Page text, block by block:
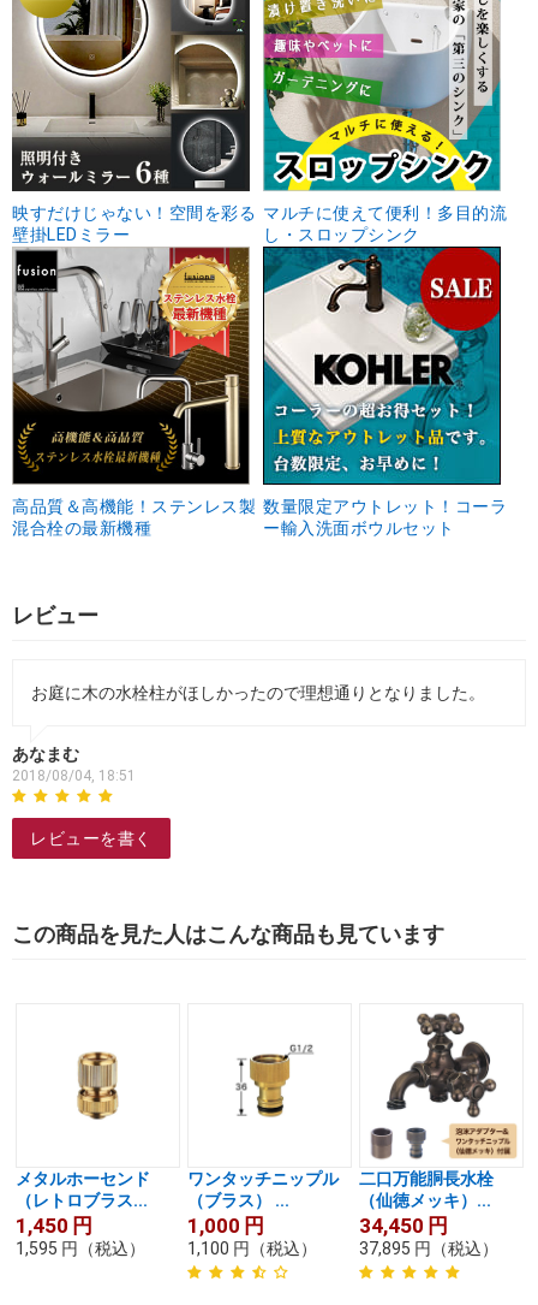
映すだけじゃない！空間を彩る
壁掛LEDミラー
マルチに使えて便利！多目的流
し・スロップシンク
高品質＆高機能！ステンレス製
混合栓の最新機種
数量限定アウトレット！コーラ
ー輸入洗面ボウルセット
レビュー
お庭に木の水栓柱がほしかったので理想通りとなりました。
あなまむ
2018/08/04, 18:51
レビューを書く
この商品を見た人はこんな商品も見ています
メタルホーセンド
（レトロブラス...
1,450 円
1,595 円 （税込）
ワンタッチニップル
（ブラス） ...
1,000 円
1,100 円 （税込）
二口万能胴長水栓
（仙徳メッキ）...
34,450 円
37,895 円 （税込）